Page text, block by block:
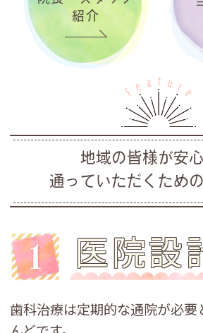
紹介
地域の皆様が安
通っていただくため
医院設
歯科治療は定期的な通院が必要